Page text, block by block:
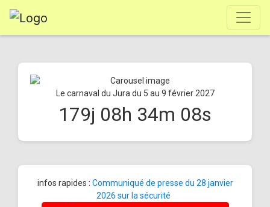
Le carnaval du Jura du 5 au 9 février 2027
179j 08h 34m 07s
infos rapides : Communiqué de presse du 28 janvier
2026 sur la sécurité